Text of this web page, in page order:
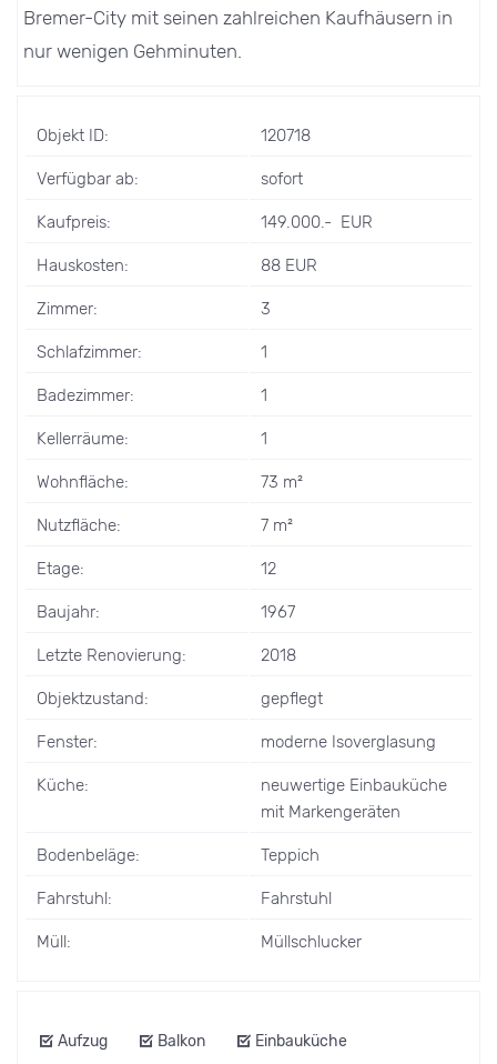
Bremer-City mit seinen zahlreichen Kaufhäusern in
nur wenigen Gehminuten.
Objekt ID: 120718
Verfügbar ab: sofort
Kaufpreis: 149.000.- EUR
Hauskosten: 88 EUR
Zimmer: 3
Schlafzimmer: 1
Badezimmer: 1
Kellerräume: 1
Wohnfläche: 73 m²
Nutzfläche: 7 m²
Etage: 12
Baujahr: 1967
Letzte Renovierung: 2018
Objektzustand: gepflegt
Fenster: moderne Isoverglasung
Küche:
neuwertige Einbauküche
mit Markengeräten
Bodenbeläge: Teppich
Fahrstuhl: Fahrstuhl
Müll: Müllschlucker
Aufzug Balkon Einbauküche